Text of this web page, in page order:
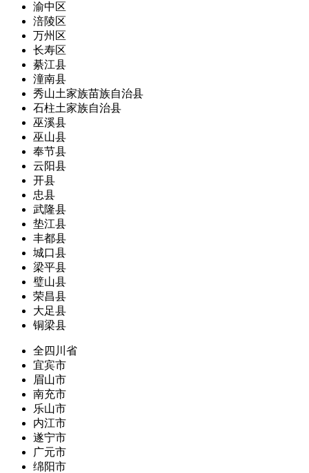
渝中区
涪陵区
万州区
长寿区
綦江县
潼南县
秀山土家族苗族自治县
石柱土家族自治县
巫溪县
巫山县
奉节县
云阳县
开县
忠县
武隆县
垫江县
丰都县
城口县
梁平县
璧山县
荣昌县
大足县
铜梁县
全四川省
宜宾市
眉山市
南充市
乐山市
内江市
遂宁市
广元市
绵阳市